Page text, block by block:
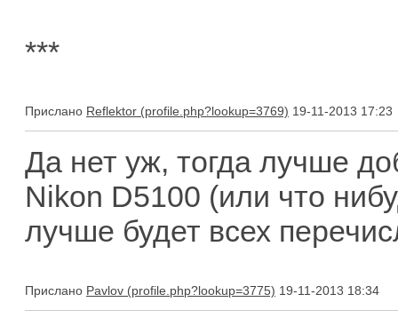
***
Прислано Reflektor 19-11-2013 17:23
Да нет уж, тогда лучше
Nikon D5100 (или что
лучше будет всех
Прислано Pavlov 19-11-2013 18:34